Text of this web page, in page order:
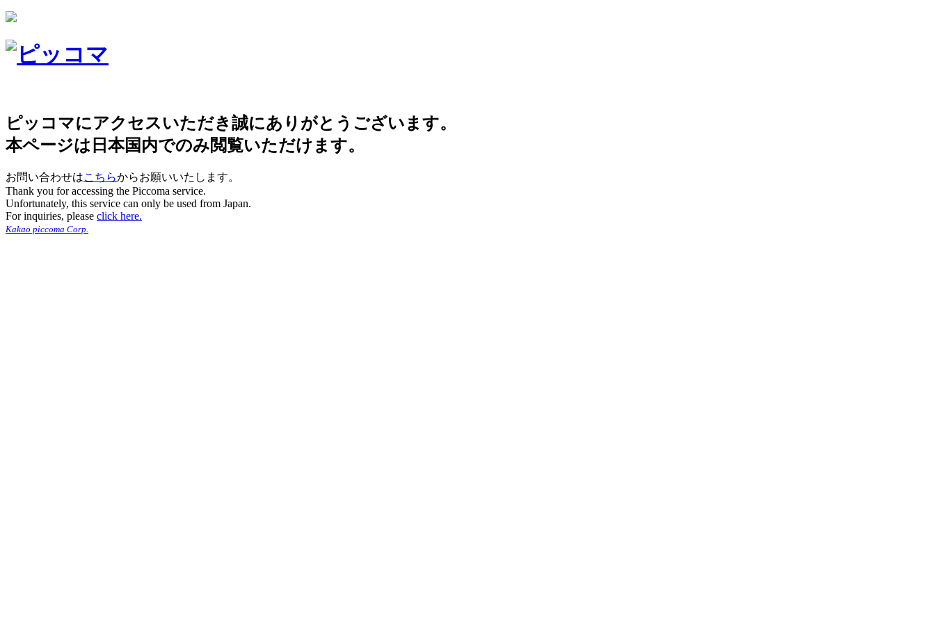
ピッコマにアクセスいただき誠にありがとうございます。
本ページは日本国内でのみ閲覧いただけます。
お問い合わせはこちらからお願いいたします。
Thank you for accessing the Piccoma service.
Unfortunately, this service can only be used from Japan.
For inquiries, please click here.
Kakao piccoma Corp.